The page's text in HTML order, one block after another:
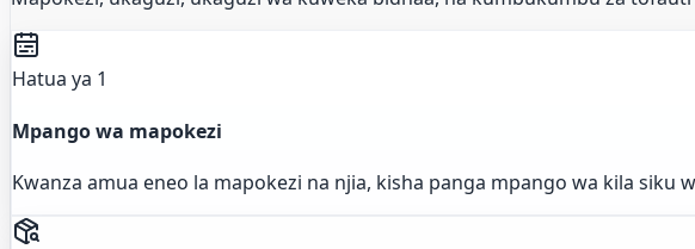
Hatua ya 1
Mpango wa mapokezi
Kwanza amua eneo la mapokezi na njia, kisha panga mpango wa kila siku